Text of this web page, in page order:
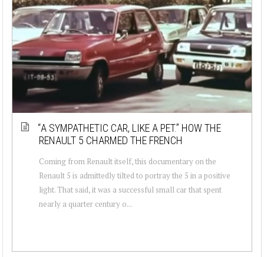
“A SYMPATHETIC CAR, LIKE A PET.” HOW THE
RENAULT 5 CHARMED THE FRENCH
Coming from Renault itself, this documentary on the
Renault 5 is admittedly tilted to portray the 5 in a positive
light. That said, it was a successful small car that spent
nearly a quarter century o...